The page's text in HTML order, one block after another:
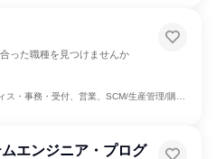
った職種を見つけませんか
事務・受付、営業、SCM/生産管理/購買/物流、製造・生産工程
エンジニア・プログ